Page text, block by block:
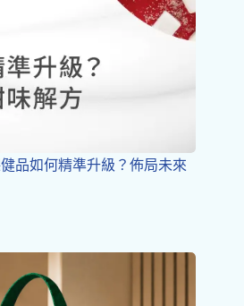
品如何精準升級？佈局未來